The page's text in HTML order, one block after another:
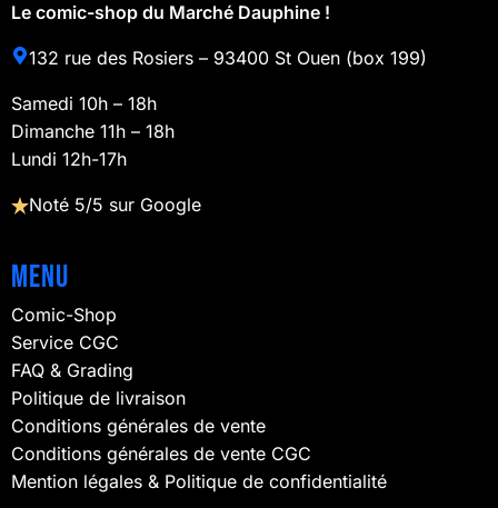
Le comic-shop du Marché Dauphine !
132 rue des Rosiers – 93400 St Ouen (box 199)
Samedi 10h – 18h
Dimanche 11h – 18h
Lundi 12h-17h
Noté 5/5 sur Google
Menu
Comic-Shop
Service CGC
FAQ & Grading
Politique de livraison
Conditions générales de vente
Conditions générales de vente CGC
Mention légales & Politique de confidentialité